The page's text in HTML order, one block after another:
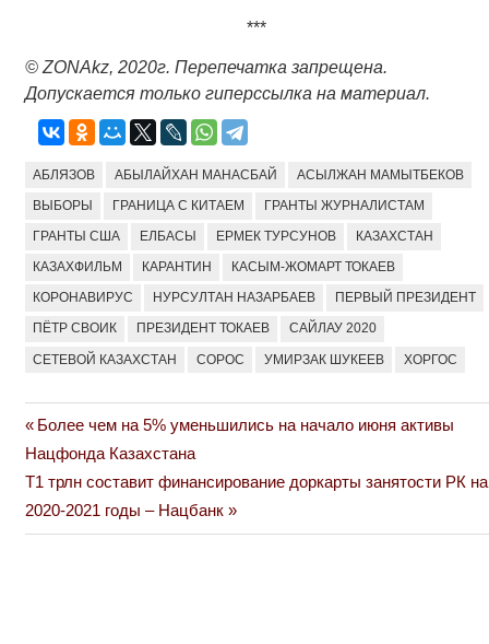
***
© ZONAkz, 2020г. Перепечатка запрещена.
Допускается только гиперссылка на материал.
АБЛЯЗОВ АБЫЛАЙХАН МАНАСБАЙ АСЫЛЖАН МАМЫТБЕКОВ
ВЫБОРЫ ГРАНИЦА С КИТАЕМ ГРАНТЫ ЖУРНАЛИСТАМ
ГРАНТЫ США ЕЛБАСЫ ЕРМЕК ТУРСУНОВ КАЗАХСТАН
КАЗАХФИЛЬМ КАРАНТИН КАСЫМ-ЖОМАРТ ТОКАЕВ
КОРОНАВИРУС НУРСУЛТАН НАЗАРБАЕВ ПЕРВЫЙ ПРЕЗИДЕНТ
ПЁТР СВОИК ПРЕЗИДЕНТ ТОКАЕВ САЙЛАУ 2020
СЕТЕВОЙ КАЗАХСТАН СОРОС УМИРЗАК ШУКЕЕВ ХОРГОС
Навигация
по
записям
Previous
Post:
Более чем на 5% уменьшились на начало июня активы
Нацфонда Казахстана
Next
Post:
Т1 трлн составит финансирование доркарты занятости РК на
2020-2021 годы – Нацбанк